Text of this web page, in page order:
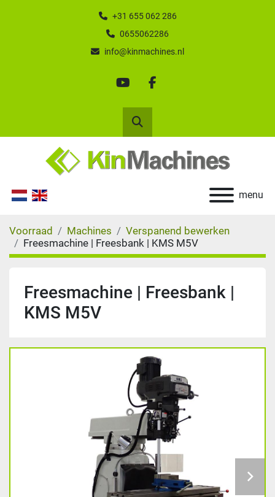
+31 655 062 286
0655062286
info@kinmachines.nl
youtubefacebook
Zoek
menu
Voorraad Machines
Verspanend bewerken
Freesmachine | Freesbank | KMS M5V
Freesmachine | Freesbank |
KMS M5V